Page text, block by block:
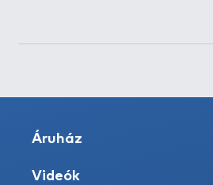
Áruház
Videók